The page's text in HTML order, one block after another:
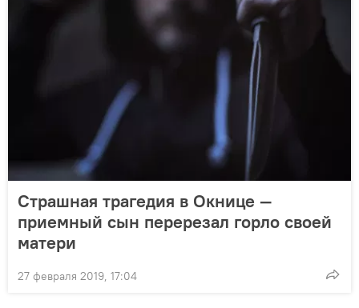
Страшная трагедия в Окнице —
приемный сын перерезал горло своей
матери
27 февраля 2019, 17:04